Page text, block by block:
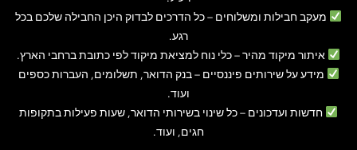
מעקב חבילות ומשלוחים – כל הדרכים לבדוק היכן החבילה שלכם בכל
רגע.
איתור מיקוד מהיר– כלי נוח למציאת מיקוד לפי כתובת ברחבי הארץ.
מידע על שירותים פיננסיים – בנק הדואר, תשלומים, העברות כספים
ועוד.
חדשות ועדכונים – כל שינוי בשירותי הדואר, שעות פעילות בתקופות
חגים, ועוד.